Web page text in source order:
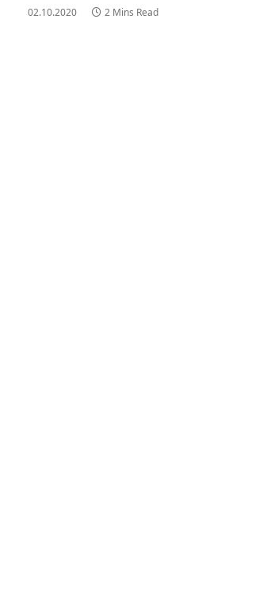
02.10.2020 2 Mins Read